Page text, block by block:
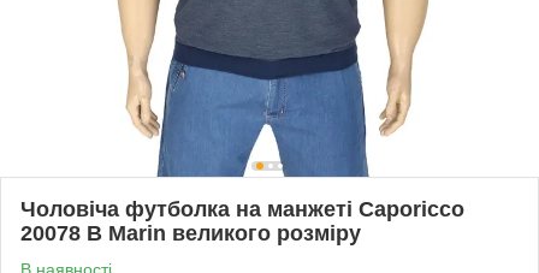
Чоловіча футболка на манжеті Caporicco
20078 B Marin великого розміру
В наявності